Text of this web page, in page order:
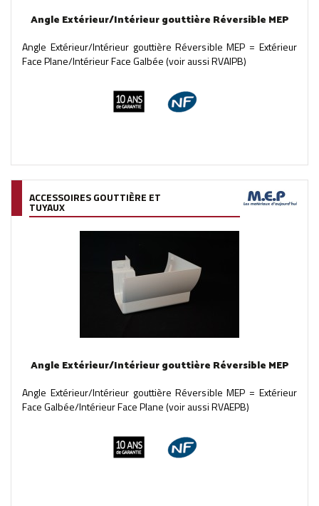
Angle Extérieur/Intérieur gouttière Réversible MEP
Angle Extérieur/Intérieur gouttière Réversible MEP = Extérieur
Face Plane/Intérieur Face Galbée (voir aussi RVAIPB)
ACCESSOIRES GOUTTIÈRE ET
TUYAUX
Angle Extérieur/Intérieur gouttière Réversible MEP
Angle Extérieur/Intérieur gouttière Réversible MEP = Extérieur
Face Galbée/Intérieur Face Plane (voir aussi RVAEPB)